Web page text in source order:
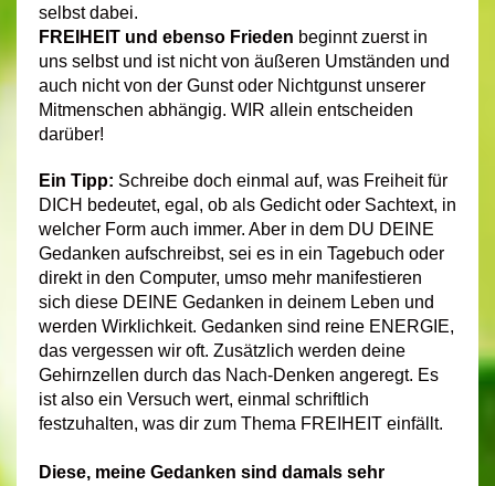
selbst dabei.
FREIHEIT und ebenso Frieden beginnt zuerst in
uns selbst und ist nicht von äußeren Umständen und
auch nicht von der Gunst oder Nichtgunst unserer
Mitmenschen abhängig. WIR allein entscheiden
darüber!
Ein Tipp: Schreibe doch einmal auf, was Freiheit für
DICH bedeutet, egal, ob als Gedicht oder Sachtext, in
welcher Form auch immer. Aber in dem DU DEINE
Gedanken aufschreibst, sei es in ein Tagebuch oder
direkt in den Computer, umso mehr manifestieren
sich diese DEINE Gedanken in deinem Leben und
werden Wirklichkeit. Gedanken sind reine ENERGIE,
das vergessen wir oft. Zusätzlich werden deine
Gehirnzellen durch das Nach-Denken angeregt. Es
ist also ein Versuch wert, einmal schriftlich
festzuhalten, was dir zum Thema FREIHEIT einfällt.
Diese, meine Gedanken sind damals sehr